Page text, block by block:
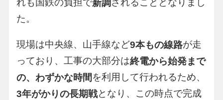
れも国鉄の負担で新調されることとなりまし
た。
現場は中央線、山手線など9本もの線路が走
っており、工事の大部分は終電から始発まで
の、わずかな時間を利用して行われるため、
3年がかりの長期戦となり、この時点で完成